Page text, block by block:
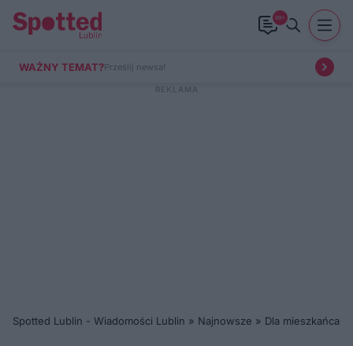
99+
WAŻNY TEMAT?Prześlij newsa!
Spotted Lublin - Wiadomości Lublin » Najnowsze » Dla mieszkańca